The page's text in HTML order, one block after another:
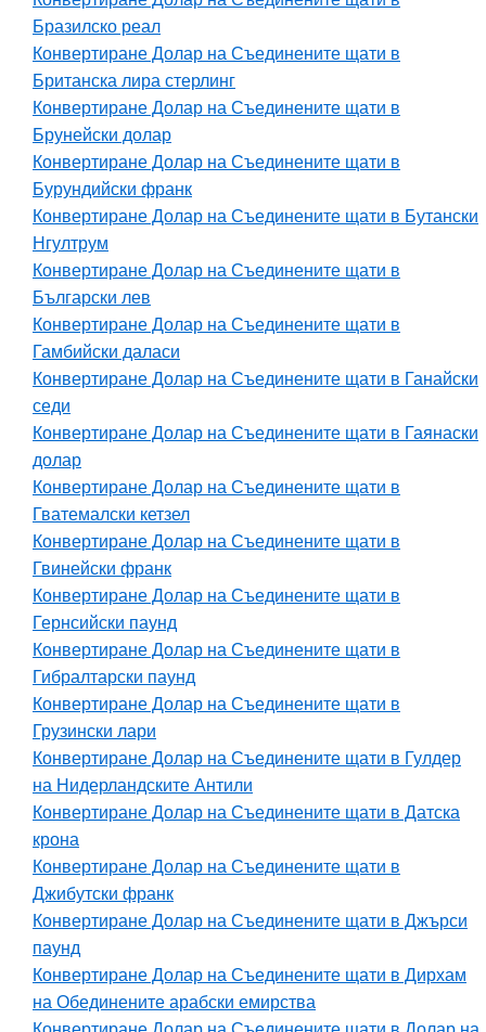
Бразилско реал
Конвертиране Долар на Съединените щати в
Британска лира стерлинг
Конвертиране Долар на Съединените щати в
Брунейски долар
Конвертиране Долар на Съединените щати в
Бурундийски франк
Конвертиране Долар на Съединените щати в Бутански
Нгултрум
Конвертиране Долар на Съединените щати в
Български лев
Конвертиране Долар на Съединените щати в
Гамбийски даласи
Конвертиране Долар на Съединените щати в Ганайски
седи
Конвертиране Долар на Съединените щати в Гаянаски
долар
Конвертиране Долар на Съединените щати в
Гватемалски кетзел
Конвертиране Долар на Съединените щати в
Гвинейски франк
Конвертиране Долар на Съединените щати в
Гернсийски паунд
Конвертиране Долар на Съединените щати в
Гибралтарски паунд
Конвертиране Долар на Съединените щати в
Грузински лари
Конвертиране Долар на Съединените щати в Гулдер
на Нидерландските Антили
Конвертиране Долар на Съединените щати в Датска
крона
Конвертиране Долар на Съединените щати в
Джибутски франк
Конвертиране Долар на Съединените щати в Джърси
паунд
Конвертиране Долар на Съединените щати в Дирхам
на Обединените арабски емирства